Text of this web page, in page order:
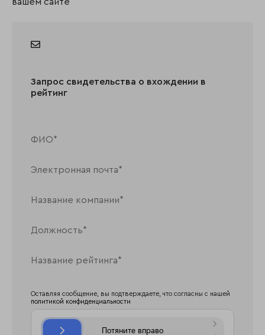
вашем сайте
Запрос свидетельства о вхождении в
рейтинг
Оставляя сообщение, вы подтверждаете, что согласны с нашей
политикой конфиденциальности